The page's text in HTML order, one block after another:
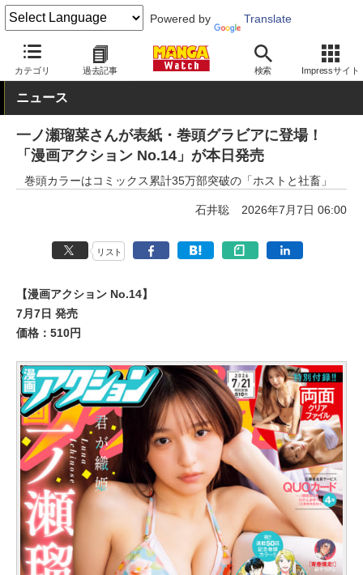
Powered by Translate
カテゴリ 過去記事 検索 Impressサイト
MANGA Watch 雑誌
ニュース
一ノ瀬瑠菜さんが表紙・巻頭グラビアに登場！
「漫画アクション No.14」が本日発売
巻頭カラーはコミックス累計35万部突破の「ホストと社畜」
石井聡 2026年7月7日 06:00
リスト
【漫画アクション No.14】
7月7日 発売
価格：510円